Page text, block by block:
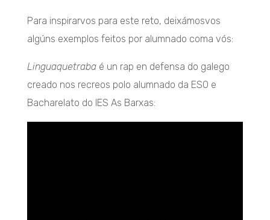
Para inspirarvos para este reto, deixámosvos
algúns exemplos feitos por alumnado coma vós:
Linguaquetrabaé un rap en defensa do galego
creado nos recreos polo alumnado da ESO e
Bacharelato do IES As Barxas: